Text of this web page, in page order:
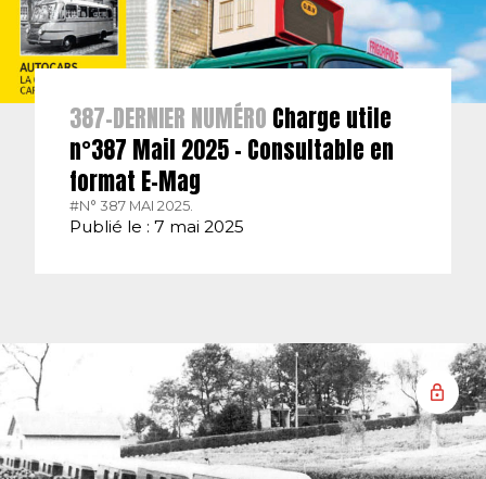
387-DERNIER NUMÉRO Charge utile
n°387 Mail 2025 – Consultable en
format E-Mag
#N° 387 MAI 2025.
Publié le : 7 mai 2025